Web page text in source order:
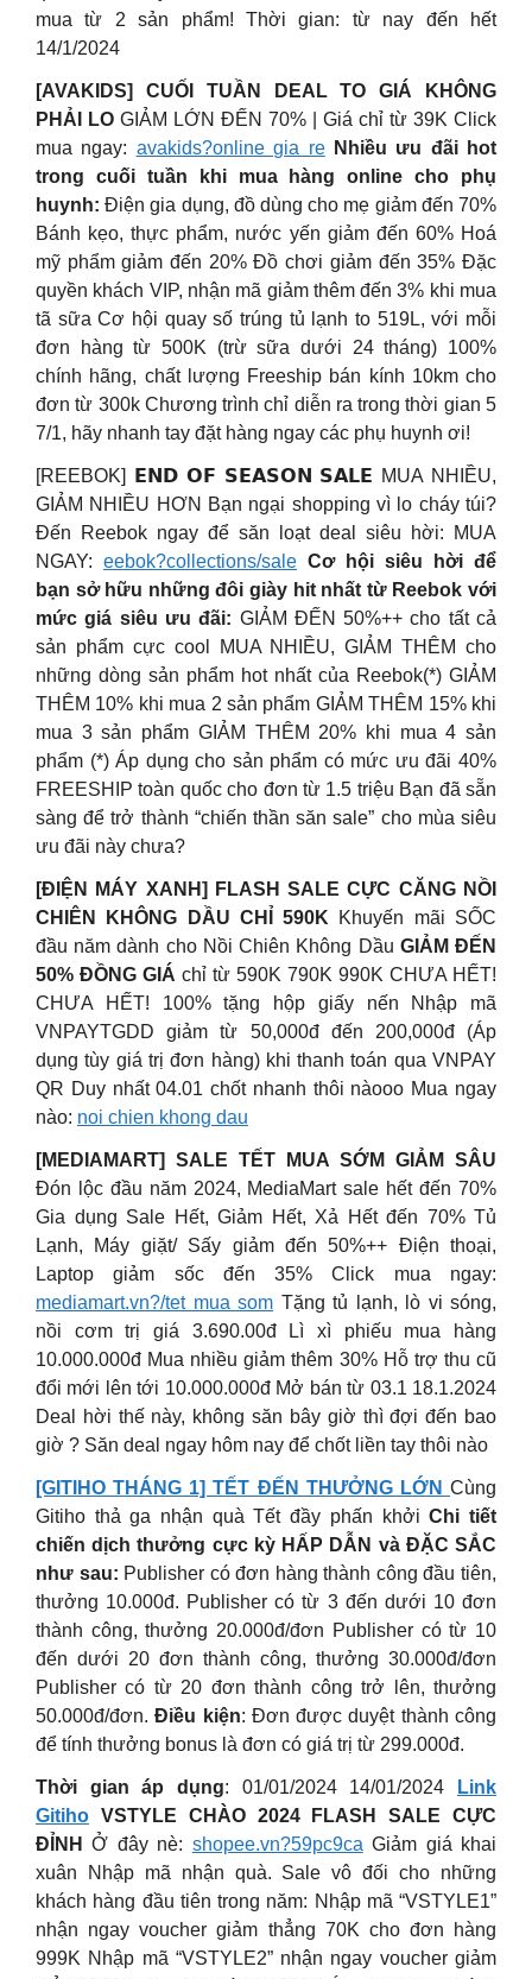
mua từ 2 sản phẩm! Thời gian: từ nay đến hết
14/1/2024
[AVAKIDS] CUỐI TUẦN DEAL TO GIÁ KHÔNG
PHẢI LO GIẢM LỚN ĐẾN 70% | Giá chỉ từ 39K Click
mua ngay: avakids?online gia re
Nhiều ưu đãi hot
trong cuối tuần khi mua hàng online cho phụ
huynh: Điện gia dụng, đồ dùng cho mẹ giảm đến 70%
Bánh kẹo, thực phẩm, nước yến giảm đến 60% Hoá
mỹ phẩm giảm đến 20% Đồ chơi giảm đến 35% Đặc
quyền khách VIP, nhận mã giảm thêm đến 3% khi mua
tã sữa Cơ hội quay số trúng tủ lạnh to 519L, với mỗi
đơn hàng từ 500K (trừ sữa dưới 24 tháng) 100%
chính hãng, chất lượng Freeship bán kính 10km cho
đơn từ 300k Chương trình chỉ diễn ra trong thời gian 5
7/1, hãy nhanh tay đặt hàng ngay các phụ huynh ơi!
[REEBOK] 𝗘𝗡𝗗 𝗢𝗙 𝗦𝗘𝗔𝗦𝗢𝗡 𝗦𝗔𝗟𝗘 MUA NHIỀU,
GIẢM NHIỀU HƠN Bạn ngại shopping vì lo cháy túi?
Đến Reebok ngay để săn loạt deal siêu hời: MUA
NGAY: eebok?collections/sale Cơ hội siêu hời để
bạn sở hữu những đôi giày hit nhất từ Reebok với
mức giá siêu ưu đãi: GIẢM ĐẾN 50%++ cho tất cả
sản phẩm cực cool MUA NHIỀU, GIẢM THÊM cho
những dòng sản phẩm hot nhất của Reebok(*) GIẢM
THÊM 10% khi mua 2 sản phẩm GIẢM THÊM 15% khi
mua 3 sản phẩm GIẢM THÊM 20% khi mua 4 sản
phẩm (*) Áp dụng cho sản phẩm có mức ưu đãi 40%
FREESHIP toàn quốc cho đơn từ 1.5 triệu Bạn đã sẵn
sàng để trở thành “chiến thần săn sale” cho mùa siêu
ưu đãi này chưa?
[ĐIỆN MÁY XANH] FLASH SALE CỰC CĂNG NỒI
CHIÊN KHÔNG DẦU CHỈ 590K Khuyến mãi SỐC
đầu năm dành cho Nồi Chiên Không Dầu GIẢM ĐẾN
50% ĐỒNG GIÁ chỉ từ 590K 790K 990K CHƯA HẾT!
CHƯA HẾT! 100% tặng hộp giấy nến Nhập mã
VNPAYTGDD giảm từ 50,000đ đến 200,000đ (Áp
dụng tùy giá trị đơn hàng) khi thanh toán qua VNPAY
QR Duy nhất 04.01 chốt nhanh thôi nàooo Mua ngay
nào: noi chien khong dau
[MEDIAMART] SALE TẾT MUA SỚM GIẢM SÂU
Đón lộc đầu năm 2024, MediaMart sale hết đến 70%
Gia dụng Sale Hết, Giảm Hết, Xả Hết đến 70% Tủ
Lạnh, Máy giặt/ Sấy giảm đến 50%++ Điện thoại,
Laptop giảm sốc đến 35% Click mua ngay:
mediamart.vn?/tet mua som Tặng tủ lạnh, lò vi sóng,
nồi cơm trị giá 3.690.00đ Lì xì phiếu mua hàng
10.000.000đ Mua nhiều giảm thêm 30% Hỗ trợ thu cũ
đổi mới lên tới 10.000.000đ Mở bán từ 03.1 18.1.2024
Deal hời thế này, không săn bây giờ thì đợi đến bao
giờ ? Săn deal ngay hôm nay để chốt liền tay thôi nào
[GITIHO THÁNG 1] TẾT ĐẾN THƯỞNG LỚN Cùng
Gitiho thả ga nhận quà Tết đầy phấn khởiChi tiết
chiến dịch thưởng cực kỳ HẤP DẪN và ĐẶC SẮC
như sau: Publisher có đơn hàng thành công đầu tiên,
thưởng 10.000đ. Publisher có từ 3 đến dưới 10 đơn
thành công, thưởng 20.000đ/đơn Publisher có từ 10
đến dưới 20 đơn thành công, thưởng 30.000đ/đơn
Publisher có từ 20 đơn thành công trở lên, thưởng
50.000đ/đơn.Điều kiện: Đơn được duyệt thành công
để tính thưởng bonus là đơn có giá trị từ 299.000đ.
Thời gian áp dụng: 01/01/2024 14/01/2024
Link
Gitiho VSTYLE CHÀO 2024 FLASH SALE CỰC
ĐỈNH Ở đây nè: shopee.vn?59pc9ca Giảm giá khai
xuân Nhập mã nhận quà. Sale vô đối cho những
khách hàng đầu tiên trong năm: Nhập mã “VSTYLE1”
nhận ngay voucher giảm thẳng 70K cho đơn hàng
999K Nhập mã “VSTYLE2” nhận ngay voucher giảm